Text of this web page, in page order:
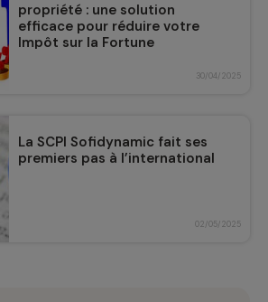
propriété : une solution
efficace pour réduire votre
Impôt sur la Fortune
30/04/2025
La SCPI Sofidynamic fait ses
premiers pas à l’international
02/05/2025